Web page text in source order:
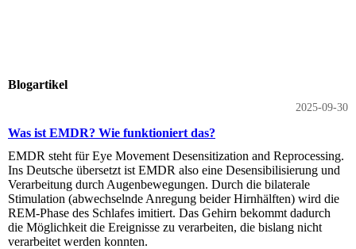
Blogartikel
2025-09-30
Was ist EMDR? Wie funktioniert das?
EMDR steht für Eye Movement Desensitization and Reprocessing.
Ins Deutsche übersetzt ist EMDR also eine Desensibilisierung und
Verarbeitung durch Augenbewegungen. Durch die bilaterale
Stimulation (abwechselnde Anregung beider Hirnhälften) wird die
REM-Phase des Schlafes imitiert. Das Gehirn bekommt dadurch
die Möglichkeit die Ereignisse zu verarbeiten, die bislang nicht
verarbeitet werden konnten.